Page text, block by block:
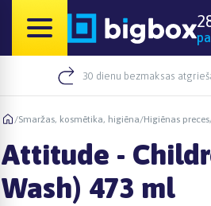
30 dienu bezmaksas
/Smaržas, kosmētika, higiēna/Higiēnas preces
Attitude -
Wash) 473 ml